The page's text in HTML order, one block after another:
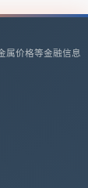
属价格等金融信息